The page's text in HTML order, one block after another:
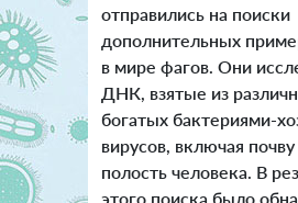
отправились на поиски
дополнительных
в мире фагов. Они
ДНК, взятые из
богатых бактериями-
вирусов, включая
полость человека. В
этого поиска было